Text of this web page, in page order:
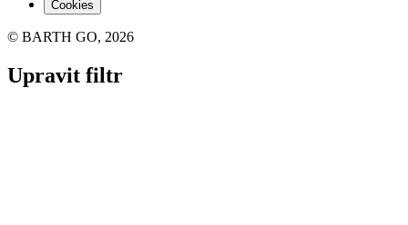
Cookies
© BARTH GO, 2026
Upravit filtr